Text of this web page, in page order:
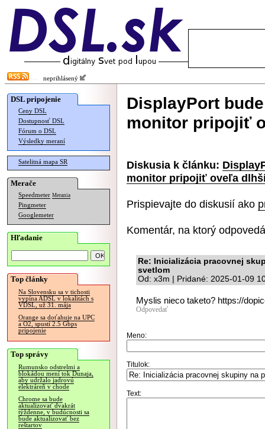
neprihlásený
DSL pripojenie
Ceny DSL
Dostupnosť DSL
Fórum o DSL
Výsledky meraní
Satelitná mapa SR
Merače
Speedmeter Merania
Pingmeter
Googlemeter
Hľadanie
Top články
Na Slovensku sa v tichosti
vypína ADSL v lokalitách s
VDSL, už 31. mája
Orange sa doťahuje na UPC
a O2, spustí 2.5 Gbps
pripojenie
Top správy
Rumunsko odstrelmi a
blokádou mení tok Dunaja,
aby udržalo jadrovú
elektráreň v chode
Chrome sa bude
aktualizovať dvakrát
týždenne, v budúcnosti sa
bude aktualizovať bez
reštartov
DisplayPort
monitor pripojiť
Diskusia k článku:
monitor pripojiť oveľa
Prispievajte do diskusií ako
Komentár, na ktorý
Re: Inicializácia pracovnej
svetlom
Od: x3m | Pridané: 2025-01-09
Myslis nieco taketo? https://
Odpovedať
Meno:
Titulok:
Text: